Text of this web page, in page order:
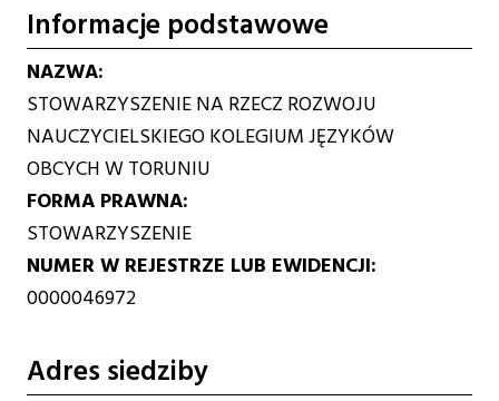
Informacje podstawowe
NAZWA
STOWARZYSZENIE NA RZECZ ROZWOJU
NAUCZYCIELSKIEGO KOLEGIUM JĘZYKÓW
OBCYCH W TORUNIU
FORMA PRAWNA
STOWARZYSZENIE
NUMER W REJESTRZE LUB EWIDENCJI
0000046972
Adres siedziby